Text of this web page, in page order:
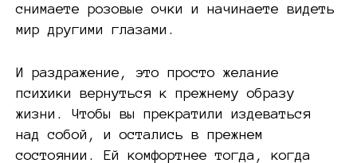
снимаете розовые очки и начинаете видеть
мир другими глазами.
И раздражение, это просто желание
психики вернуться к прежнему образу
жизни. Чтобы вы прекратили издеваться
над собой, и остались в прежнем
состоянии. Ей комфортнее тогда, когда